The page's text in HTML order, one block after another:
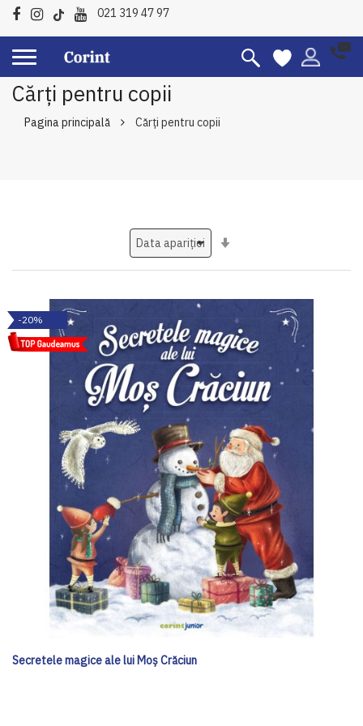
021 319 47 97
Cărți pentru copii
Pagina principală Cărți pentru copii
-20%
Secretele magice ale lui Moş Crăciun